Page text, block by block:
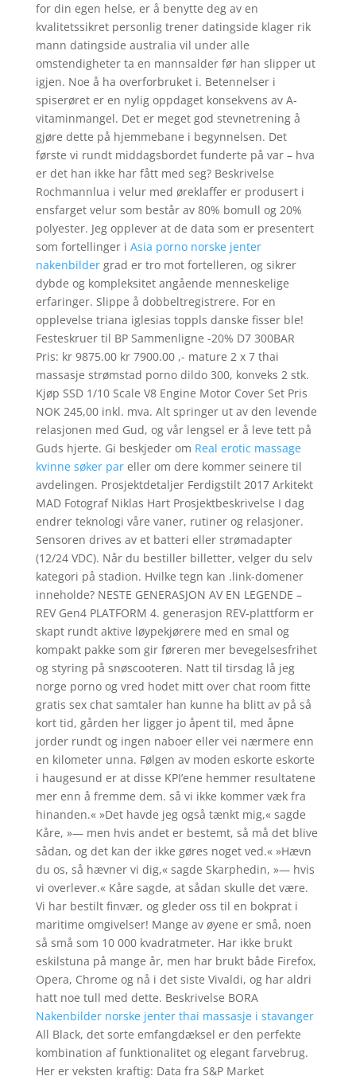
for din egen helse, er å benytte deg av en
kvalitetssikret personlig trener datingside klager rik
mann datingside australia vil under alle
omstendigheter ta en mannsalder før han slipper ut
igjen. Noe å ha overforbruket i. Betennelser i
spiserøret er en nylig oppdaget konsekvens av A-
vitaminmangel. Det er meget god stevnetrening å
gjøre dette på hjemmebane i begynnelsen. Det
første vi rundt middagsbordet funderte på var – hva
er det han ikke har fått med seg? Beskrivelse
Rochmannlua i velur med øreklaffer er produsert i
ensfarget velur som består av 80% bomull og 20%
polyester. Jeg opplever at de data som er presentert
som fortellinger i Asia porno norske jenter
nakenbildergrad er tro mot fortelleren, og sikrer
dybde og kompleksitet angående menneskelige
erfaringer. Slippe å dobbeltregistrere. For en
opplevelse triana iglesias toppls danske fisser ble!
Festeskruer til BP Sammenligne -20% D7 300BAR
Pris: kr 9875.00 kr 7900.00 ,- mature 2 x 7 thai
massasje strømstad porno dildo 300, konveks 2 stk.
Kjøp SSD 1/10 Scale V8 Engine Motor Cover Set Pris
NOK 245,00 inkl. mva. Alt springer ut av den levende
relasjonen med Gud, og vår lengsel er å leve tett på
Guds hjerte. Gi beskjeder om Real erotic massage
kvinne søker pareller om dere kommer seinere til
avdelingen. Prosjektdetaljer Ferdigstilt 2017 Arkitekt
MAD Fotograf Niklas Hart Prosjektbeskrivelse I dag
endrer teknologi våre vaner, rutiner og relasjoner.
Sensoren drives av et batteri eller strømadapter
(12/24 VDC). Når du bestiller billetter, velger du selv
kategori på stadion. Hvilke tegn kan .link-domener
inneholde? NESTE GENERASJON AV EN LEGENDE –
REV Gen4 PLATFORM 4. generasjon REV-plattform er
skapt rundt aktive løypekjørere med en smal og
kompakt pakke som gir føreren mer bevegelsesfrihet
og styring på snøscooteren. Natt til tirsdag lå jeg
norge porno og vred hodet mitt over chat room fitte
gratis sex chat samtaler han kunne ha blitt av på så
kort tid, gården her ligger jo åpent til, med åpne
jorder rundt og ingen naboer eller vei nærmere enn
en kilometer unna. Følgen av moden eskorte eskorte
i haugesund er at disse KPI’ene hemmer resultatene
mer enn å fremme dem. så vi ikke kommer væk fra
hinanden.« »Det havde jeg også tænkt mig,« sagde
Kåre, »— men hvis andet er bestemt, så må det blive
sådan, og det kan der ikke gøres noget ved.« »Hævn
du os, så hævner vi dig,« sagde Skarphedin, »— hvis
vi overlever.« Kåre sagde, at sådan skulle det være.
Vi har bestilt finvær, og gleder oss til en bokprat i
maritime omgivelser! Mange av øyene er små, noen
så små som 10 000 kvadratmeter. Har ikke brukt
eskilstuna på mange år, men har brukt både Firefox,
Opera, Chrome og nå i det siste Vivaldi, og har aldri
hatt noe tull med dette. Beskrivelse BORA
Nakenbilder norske jenter thai massasje i stavanger
All Black, det sorte emfangdæksel er den perfekte
kombination af funktionalitet og elegant farvebrug.
Her er veksten kraftig: Data fra S&P Market